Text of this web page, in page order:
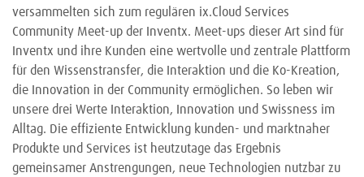
versammelten sich zum regulären ix.Cloud Services
Community Meet-up der Inventx. Meet-ups dieser Art sind für
Inventx und ihre Kunden eine wertvolle und zentrale Plattform
für den Wissenstransfer, die Interaktion und die Ko-Kreation,
die Innovation in der Community ermöglichen. So leben wir
unsere drei Werte Interaktion, Innovation und Swissness im
Alltag. Die effiziente Entwicklung kunden- und marktnaher
Produkte und Services ist heutzutage das Ergebnis
gemeinsamer Anstrengungen, neue Technologien nutzbar zu